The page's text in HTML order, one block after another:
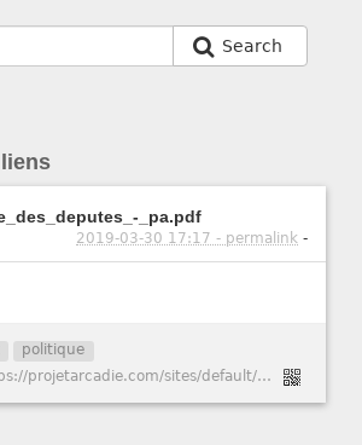
Search
_pa.pdf
2019-03-30 17:17 - permalink -
politique
https://projetarcadie.com/sites/default/files/rapport_activite_des_deputes_-_pa.pdf